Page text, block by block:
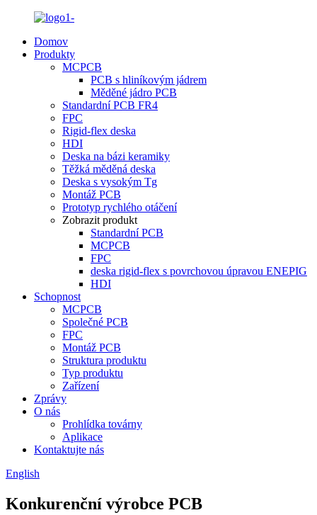
Domov
Produkty
MCPCB
PCB s hliníkovým jádrem
Měděné jádro PCB
Standardní PCB FR4
FPC
Rigid-flex deska
HDI
Deska na bázi keramiky
Těžká měděná deska
Deska s vysokým Tg
Montáž PCB
Prototyp rychlého otáčení
Zobrazit produkt
Standardní PCB
MCPCB
FPC
deska rigid-flex s povrchovou úpravou ENEPIG
HDI
Schopnost
MCPCB
Společné PCB
FPC
Montáž PCB
Struktura produktu
Typ produktu
Zařízení
Zprávy
O nás
Prohlídka továrny
Aplikace
Kontaktujte nás
English
Konkurenční výrobce PCB